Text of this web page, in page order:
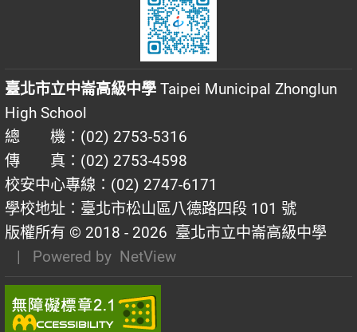
臺北市立中崙高級中學 Taipei Municipal Zhonglun
High School
總 機：(02) 2753-5316
傳 真：(02) 2753-4598
校安中心專線：(02) 2747-6171
學校地址：臺北市松山區八德路四段 101 號
版權所有 © 2018 - 2026 臺北市立中崙高級中學
| Powered by NetView